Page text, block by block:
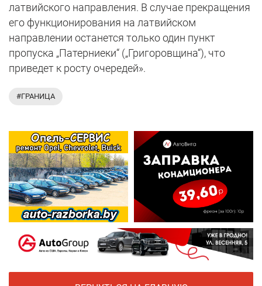
латвийского направления. В случае прекращения
его функционирования на латвийском
направлении останется только один пункт
пропуска „Патерниеки“ („Григоровщина“), что
приведет к росту очередей».
#ГРАНИЦА